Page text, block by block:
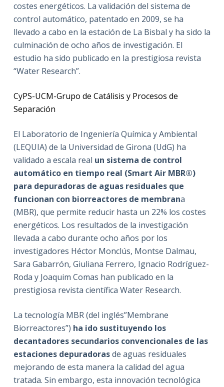
costes energéticos. La validación del sistema de
control automático, patentado en 2009, se ha
llevado a cabo en la estación de La Bisbal y ha sido la
culminación de ocho años de investigación. El
estudio ha sido publicado en la prestigiosa revista
“Water Research”.
CyPS-UCM-Grupo de Catálisis y Procesos de
Separación
El Laboratorio de Ingeniería Química y Ambiental
(LEQUIA) de la Universidad de Girona (UdG) ha
validado a escala real un sistema de control
automático en tiempo real (Smart Air MBR®)
para depuradoras de aguas residuales que
funcionan con biorreactores de membrana
(MBR), que permite reducir hasta un 22% los costes
energéticos. Los resultados de la investigación
llevada a cabo durante ocho años por los
investigadores Héctor Monclús, Montse Dalmau,
Sara Gabarrón, Giuliana Ferrero, Ignacio Rodríguez-
Roda y Joaquim Comas han publicado en la
prestigiosa revista científica Water Research.
La tecnología MBR (del inglés”Membrane
Biorreactores”) ha ido sustituyendo los
decantadores secundarios convencionales de las
estaciones depuradorasde aguas residuales
mejorando de esta manera la calidad del agua
tratada. Sin embargo, esta innovación tecnológica